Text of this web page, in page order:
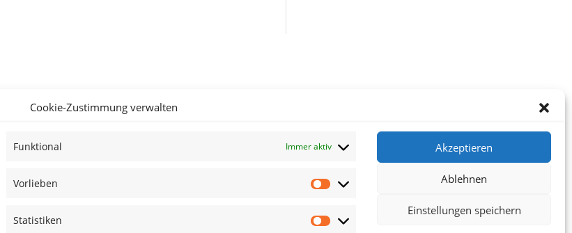
Cookie-Zustimmung verwalten
Funktional Immer aktiv
Vorlieben
Vorlieben
Statistiken
Statistiken
Akzeptieren
Ablehnen
Einstellungen speichern